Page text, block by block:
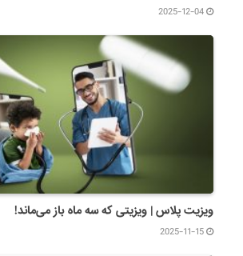
2025-12-04
ویزیت پلاس | ویزیتی که سه ماه باز می‌ماند!
2025-11-15